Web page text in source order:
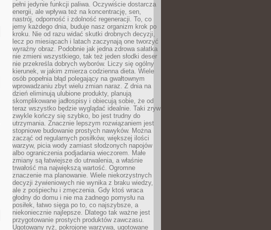
pełni jedynie funkcji paliwa. Oczywiście dostarcza
energii, ale wpływa też na koncentrację, sen,
nastrój, odporność i zdolność regeneracji. To, co
jemy każdego dnia, buduje nasz organizm krok po
kroku. Nie od razu widać skutki drobnych decyzji,
lecz po miesiącach i latach zaczynają one tworzyć
wyraźny obraz. Podobnie jak jedna zdrowa sałatka
nie zmieni wszystkiego, tak też jeden słodki deser
nie przekreśla dobrych wyborów. Liczy się ogólny
kierunek, w jakim zmierza codzienna dieta. Wiele
osób popełnia błąd polegający na gwałtownym
wprowadzaniu zbyt wielu zmian naraz. Z dnia na
dzień eliminują ulubione produkty, planują
skomplikowane jadłospisy i obiecują sobie, że od
teraz wszystko będzie wyglądać idealnie. Taki zryw
zwykle kończy się szybko, bo jest trudny do
utrzymania. Znacznie lepszym rozwiązaniem jest
stopniowe budowanie prostych nawyków. Można
zacząć od regularnych posiłków, większej ilości
warzyw, picia wody zamiast słodzonych napojów
albo ograniczenia podjadania wieczorem. Małe
zmiany są łatwiejsze do utrwalenia, a właśnie
trwałość ma największą wartość. Ogromne
znaczenie ma planowanie. Wiele niekorzystnych
decyzji żywieniowych nie wynika z braku wiedzy,
ale z pośpiechu i zmęczenia. Gdy ktoś wraca
głodny do domu i nie ma żadnego pomysłu na
posiłek, łatwo sięga po to, co najszybsze, a
niekoniecznie najlepsze. Dlatego tak ważne jest
przygotowanie prostych produktów zawczasu.
Ugotowany ryż, pokrojone warzywa, ugotowane